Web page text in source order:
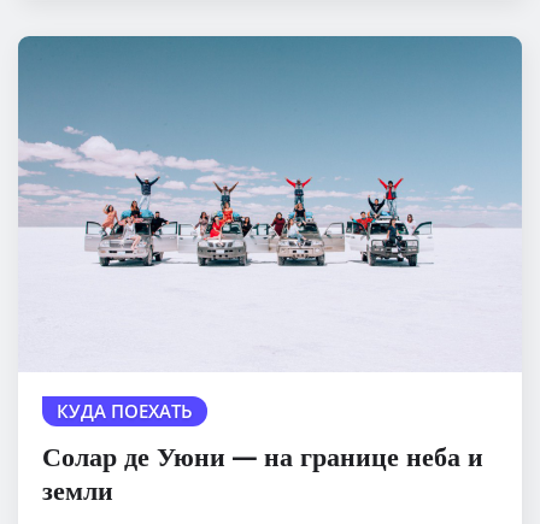
КУДА ПОЕХАТЬ
Солар де Уюни — на границе неба и
земли